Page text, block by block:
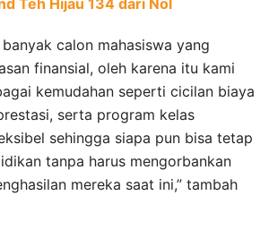
calon mahasiswa yang
finansial, oleh karena itu kami
kemudahan seperti cicilan biaya
serta program kelas
sehingga siapa pun bisa tetap
tanpa harus mengorbankan
mereka saat ini,” tambah